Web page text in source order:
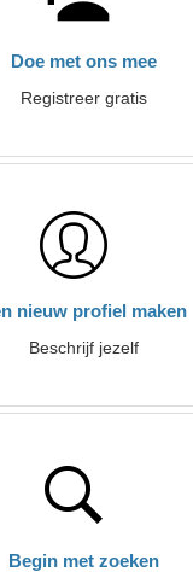
Doe met ons mee
Registreer gratis
nieuw profiel maken
Beschrijf jezelf
Begin met zoeken